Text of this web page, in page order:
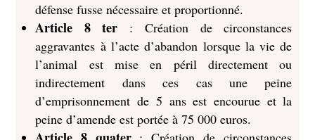
défense fusse nécessaire et proportionné.
Article 8 ter : Création de circonstances
aggravantes à l’acte d’abandon lorsque la vie de
l’animal est mise en péril directement ou
indirectement dans ces cas une peine
d’emprisonnement de 5 ans est encourue et la
peine d’amende est portée à 75 000 euros.